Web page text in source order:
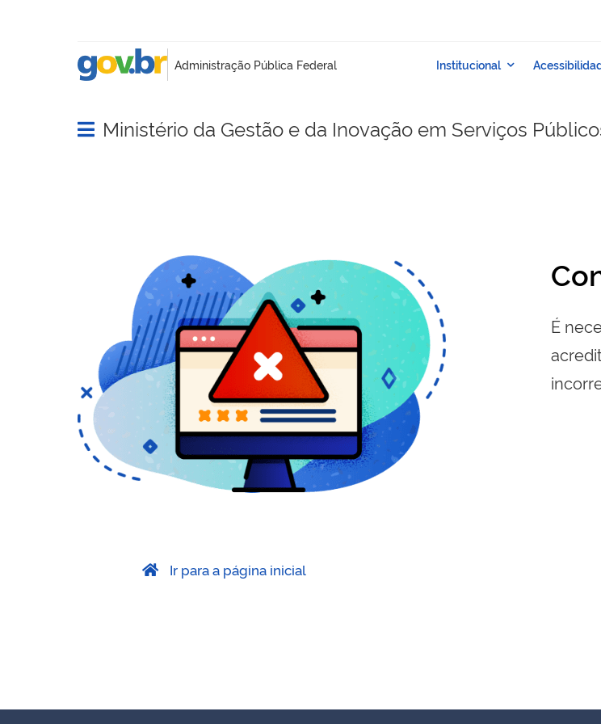
Abrir menu principal de navegação
Ministério da Gestão e da Inovação em Serviços
É
Ir para a página inicial